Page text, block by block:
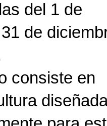
del 1 de
de
consiste en